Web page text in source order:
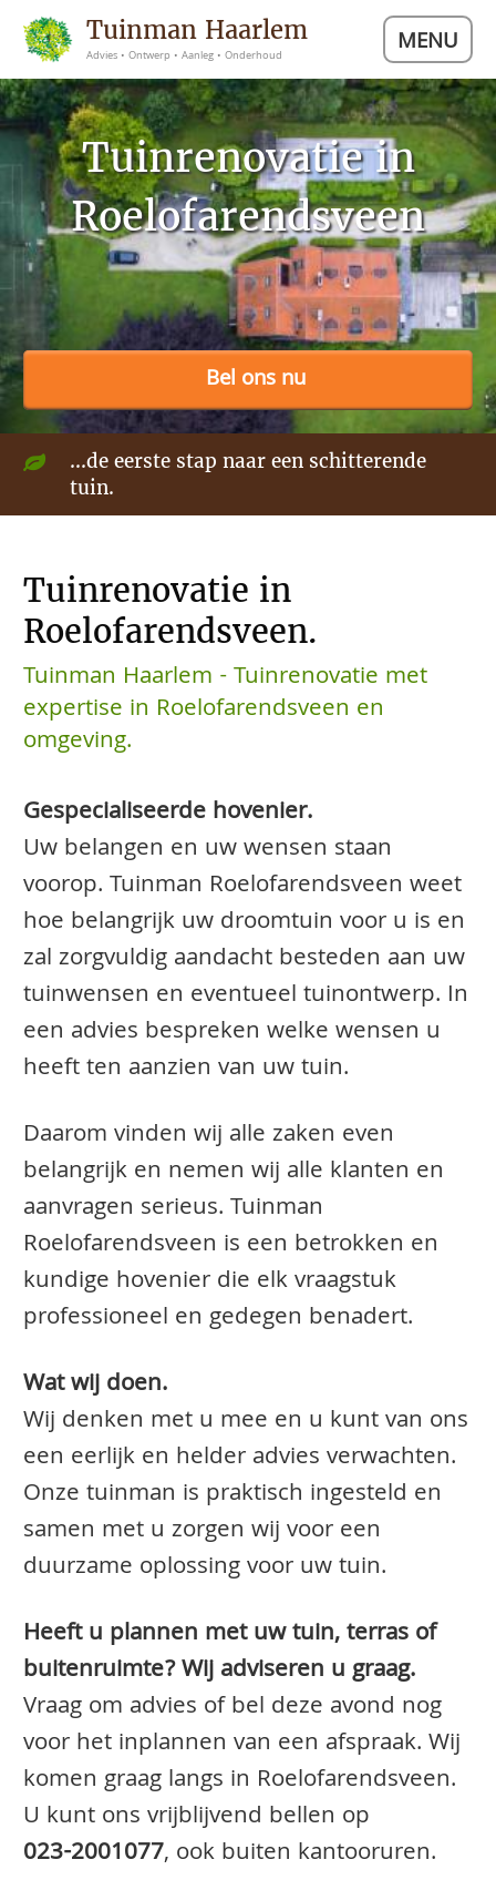
Tuinman Haarlem
Advies • Ontwerp • Aanleg • Onderhoud MENU
Tuinrenovatie in
Roelofarendsveen
Bel ons nu
...de eerste stap naar een schitterende
tuin.
Tuinrenovatie in
Roelofarendsveen.
Tuinman Haarlem - Tuinrenovatie met
expertise in Roelofarendsveen en
omgeving.
Gespecialiseerde hovenier.
Uw belangen en uw wensen staan
voorop. Tuinman Roelofarendsveen weet
hoe belangrijk uw droomtuin voor u is en
zal zorgvuldig aandacht besteden aan uw
tuinwensen en eventueel tuinontwerp. In
een advies bespreken welke wensen u
heeft ten aanzien van uw tuin.
Daarom vinden wij alle zaken even
belangrijk en nemen wij alle klanten en
aanvragen serieus. Tuinman
Roelofarendsveen is een betrokken en
kundige hovenier die elk vraagstuk
professioneel en gedegen benadert.
Wat wij doen.
Wij denken met u mee en u kunt van ons
een eerlijk en helder advies verwachten.
Onze tuinman is praktisch ingesteld en
samen met u zorgen wij voor een
duurzame oplossing voor uw tuin.
Heeft u plannen met uw tuin, terras of
buitenruimte? Wij adviseren u graag.
Vraag om advies of bel deze avond nog
voor het inplannen van een afspraak. Wij
komen graag langs in Roelofarendsveen.
U kunt ons vrijblijvend bellen op
023-2001077, ook buiten kantooruren.